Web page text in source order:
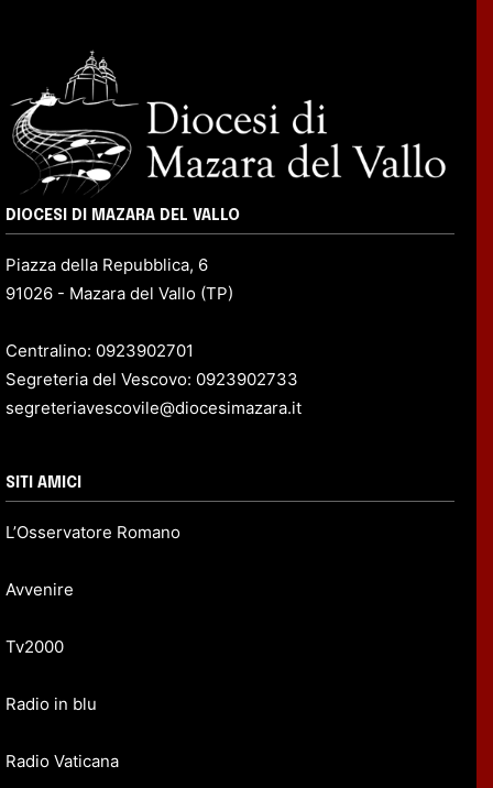
DIOCESI DI MAZARA DEL VALLO
Piazza della Repubblica, 6
91026 - Mazara del Vallo (TP)
Centralino: 0923902701
Segreteria del Vescovo: 0923902733
segreteriavescovile@diocesimazara.it
SITI AMICI
L’Osservatore Romano
Avvenire
Tv2000
Radio in blu
Radio Vaticana